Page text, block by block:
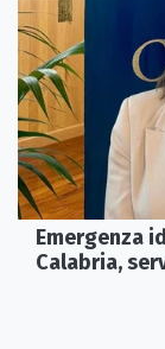
Emergenza
Calabria,